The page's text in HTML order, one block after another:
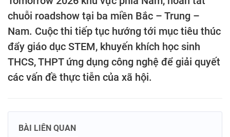
chuỗi roadshow tại ba miền Bắc – Trung –
Nam. Cuộc thi tiếp tục hướng tới mục tiêu thúc
đẩy giáo dục STEM, khuyến khích học sinh
THCS, THPT ứng dụng công nghệ để giải quyết
các vấn đề thực tiễn của xã hội.
BÀI LIÊN QUAN